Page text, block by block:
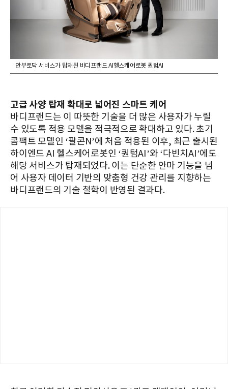
안부토닥 서비스가 탑재된 바디프랜드 AI헬스케어로봇 퀀텀AI
고급 사양 탑재 확대로 넓어진 스마트 케어
바디프랜드는 이 따뜻한 기술을 더 많은 사용자가 누릴
수 있도록 적용 모델을 적극적으로 확대하고 있다. 초기
콤팩트 모델인 ‘팔콘N’에 처음 적용된 이후, 최근 출시된
하이엔드 AI 헬스케어로봇인 ‘퀀텀AI’와 ‘다빈치AI’에도
해당 서비스가 탑재되었다. 이는 단순한 안마 기능을 넘
어 사용자 데이터 기반의 맞춤형 건강 관리를 지향하는
바디프랜드의 기술 철학이 반영된 결과다.